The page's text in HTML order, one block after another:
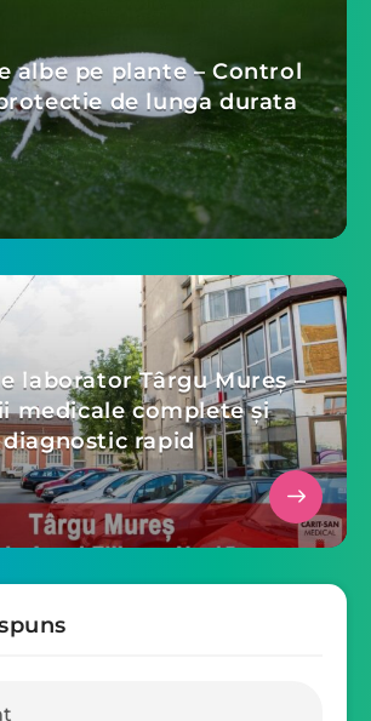
albe pe plante – Control
de lunga durata
laborator Târgu Mureș –
medicale complete și
diagnostic rapid